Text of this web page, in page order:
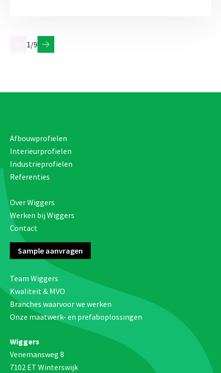
1/9
Afbouwprofielen
Interieurprofielen
Industrieprofielen
Referenties
Over Wiggers
Werken bij Wiggers
Contact
Sample aanvragen
Team Wiggers
Kwaliteit & MVO
Branches waarvoor we werken
Onze maatwerk- en prefaboplossingen
Wiggers
Venemansweg 8
7102 ET Winterswijk